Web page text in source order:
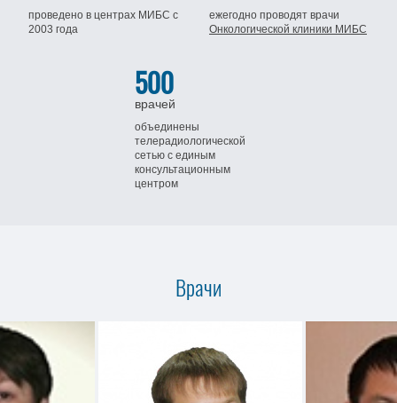
проведено в центрах МИБСс
2003 года
ежегодно проводят врачи
Онкологической клиники МИБС
500
врачей
объединены
телерадиологической
сетью с единым
консультационным
центром
Врачи